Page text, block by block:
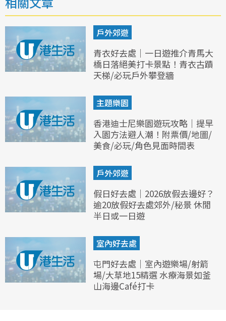
戶外郊遊
青衣好去處｜一日遊推介青馬大
橋日落絕美打卡景點！青衣古蹟
天梯/必玩戶外攀登牆
主題樂園
香港迪士尼樂園遊玩攻略｜提早
入園方法避人潮！附票價/地圖/
美食/必玩/角色見面時間表
戶外郊遊
假日好去處｜2026放假去邊好？
逾20放假好去處郊外/秘景 休閒
半日或一日遊
室內好去處
屯門好去處｜室內遊樂場/射箭
場/大草地15精選 水療海景如釜
山海邊Café打卡